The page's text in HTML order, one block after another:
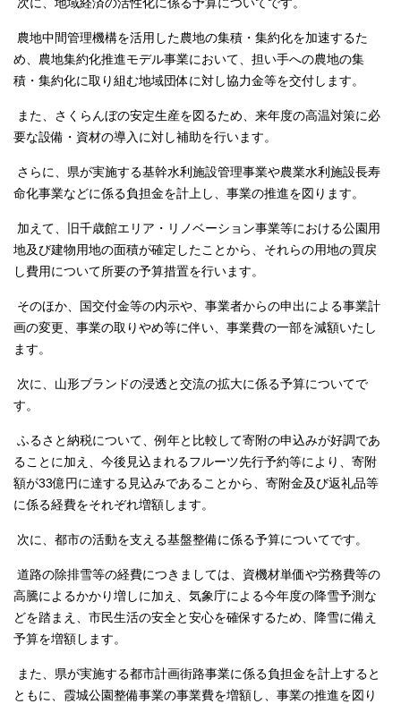
次に、地域経済の活性化に係る予算についてです。
農地中間管理機構を活用した農地の集積・集約化を加速するた
め、農地集約化推進モデル事業において、担い手への農地の集
積・集約化に取り組む地域団体に対し協力金等を交付します。
また、さくらんぼの安定生産を図るため、来年度の高温対策に必
要な設備・資材の導入に対し補助を行います。
さらに、県が実施する基幹水利施設管理事業や農業水利施設長寿
命化事業などに係る負担金を計上し、事業の推進を図ります。
加えて、旧千歳館エリア・リノベーション事業等における公園用
地及び建物用地の面積が確定したことから、それらの用地の買戻
し費用について所要の予算措置を行います。
そのほか、国交付金等の内示や、事業者からの申出による事業計
画の変更、事業の取りやめ等に伴い、事業費の一部を減額いたし
ます。
次に、山形ブランドの浸透と交流の拡大に係る予算についてで
す。
ふるさと納税について、例年と比較して寄附の申込みが好調であ
ることに加え、今後見込まれるフルーツ先行予約等により、寄附
額が33億円に達する見込みであることから、寄附金及び返礼品等
に係る経費をそれぞれ増額します。
次に、都市の活動を支える基盤整備に係る予算についてです。
道路の除排雪等の経費につきましては、資機材単価や労務費等の
高騰によるかかり増しに加え、気象庁による今年度の降雪予測な
どを踏まえ、市民生活の安全と安心を確保するため、降雪に備え
予算を増額します。
また、県が実施する都市計画街路事業に係る負担金を計上すると
ともに、霞城公園整備事業の事業費を増額し、事業の推進を図り